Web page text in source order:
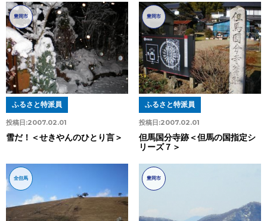
豊岡市
投稿日:2007.02.01
ふるさと特派員
雪だ！＜せきやんのひとり言＞
豊岡市
投稿日:2007.02.01
ふるさと特派員
但馬国分寺跡＜但馬の国指定シ
リーズ７＞
全但馬 豊岡市